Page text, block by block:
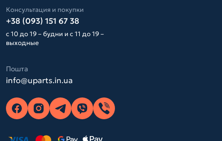
Консультация и покупки
+38 (093) 151 67 38
с 10 до 19 – будни и с 11 до 19 –
выходные
Пошта
info@uparts.in.ua